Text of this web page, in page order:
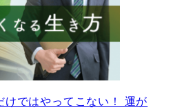
ではやってこない！ 運が